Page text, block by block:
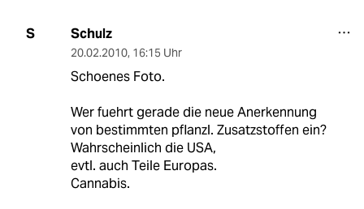
S Schulz
20.02.2010, 16:15 Uhr
Schoenes Foto.
Wer fuehrt gerade die neue Anerkennung
von bestimmten pflanzl. Zusatzstoffen ein?
Wahrscheinlich die USA,
evtl. auch Teile Europas.
Cannabis.